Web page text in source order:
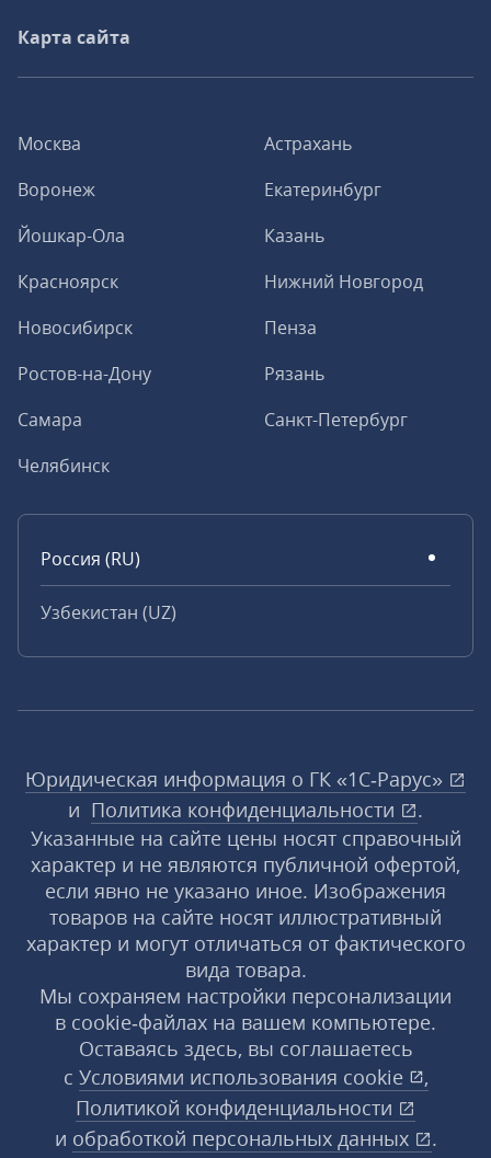
Москва
Астрахань
Воронеж
Екатеринбург
Йошкар-Ола
Казань
Красноярск
Нижний Новгород
Новосибирск
Пенза
Ростов-на-Дону
Рязань
Самара
Санкт-Петербург
Челябинск
Россия (RU)
Узбекистан (UZ)
Карта сайта
Юридическая информация о ГК «1С‑Рарус»
и Политика конфиденциальности
.
Указанные на сайте цены носят справочный
характер и не являются публичной офертой,
если явно не указано иное. Изображения
товаров на сайте носят иллюстративный
характер и могут отличаться от фактического
вида товара.
Мы сохраняем настройки персонализации
в cookie‑файлах на вашем компьютере.
Оставаясь здесь, вы соглашаетесь
с Условиями использования cookie
,
Политикой конфиденциальности
и обработкой персональных данных
.